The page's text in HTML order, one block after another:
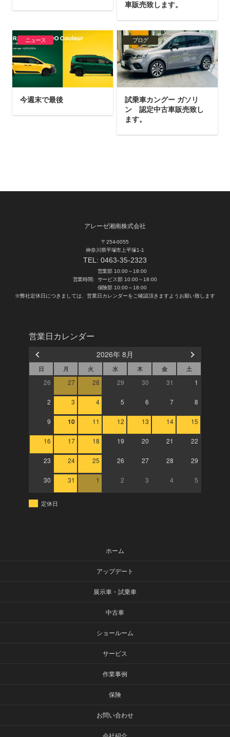
車販売致します。
ニュース
今週末で最後
ブログ
試乗車カングー ガソリ
ン 認定中古車販売致し
ます。
アレーゼ湘南株式会社
〒254-0055
神奈川県平塚市上平塚1-1
TEL:0463-35-2323
営業時間:
営業部 10:00～18:00
サービス部 10:00～18:00
保険部 10:00～18:00
※弊社定休日につきましては、営業日カレンダーをご確認頂きますようお願い致します
営業日カレンダー
2026年 8月
日 月 火 水 木 金 土
26 27 28 29 30 31 1
2 3 4 5 6 7 8
9 10 11 12 13 14 15
16 17 18 19 20 21 22
23 24 25 26 27 28 29
30 31 1 2 3 4 5
定休日
ホーム
アップデート
展示車・試乗車
中古車
ショールーム
サービス
作業事例
保険
お問い合わせ